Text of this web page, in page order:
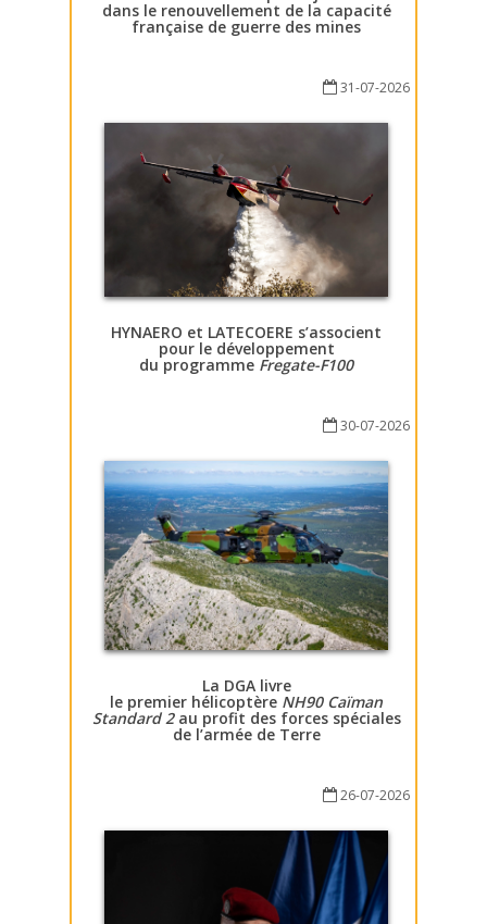
dans le renouvellement de la capacité
française de guerre des mines
31-07-2026
HYNAERO et LATECOERE s’associent
pour le développement
du programme Fregate-F100
30-07-2026
La DGA livre
le premier hélicoptère NH90 Caïman
Standard 2au profit des forces spéciales
de l’armée de Terre
26-07-2026